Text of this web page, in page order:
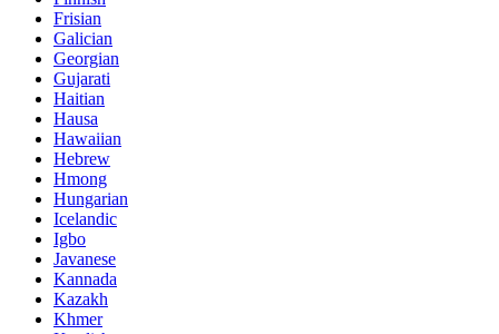
Frisian
Galician
Georgian
Gujarati
Haitian
Hausa
Hawaiian
Hebrew
Hmong
Hungarian
Icelandic
Igbo
Javanese
Kannada
Kazakh
Khmer